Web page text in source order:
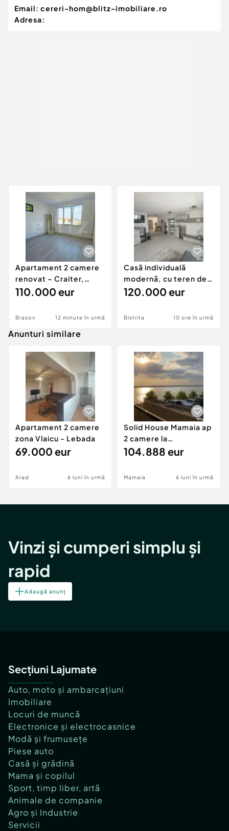
Email: cereri-hom@blitz-imobiliare.ro
Adresa:
Apartament 2 camere
renovat – Craiter,
Brașov | 55 mp | E
110.000 eur
Brasov 12 minute în urmă
Casă individuală
modernă, cu teren de
1.356 mp – la doa
120.000 eur
Bistrita 10 ore în urmă
Anunturi similare
Apartament 2 camere
zona Vlaicu - Lebada
69.000 eur
Arad 6 luni în urmă
Solid House Mamaia ap
2 camere la
cheie,langa Mega
104.888 eur
Mamaia 6 luni în urmă
Vinzi și cumperi simplu și
rapid
Adaugă anunț
Secțiuni Lajumate
Auto, moto și ambarcațiuni
Imobiliare
Locuri de muncă
Electronice și electrocasnice
Modă și frumusețe
Piese auto
Casă și grădină
Mama și copilul
Sport, timp liber, artă
Animale de companie
Agro și Industrie
Servicii